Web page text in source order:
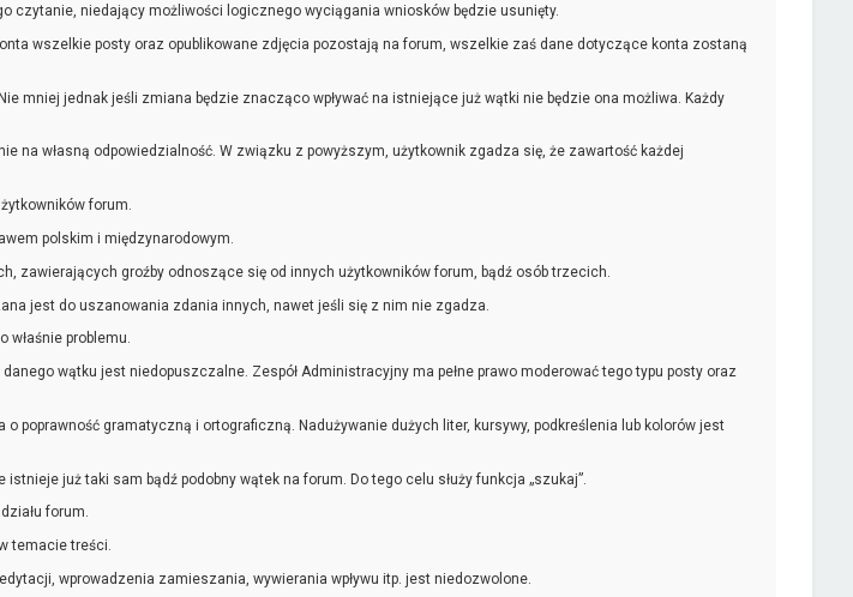
czytanie, niedający możliwości logicznego wyciągania wniosków będzie usunięty.
wszelkie posty oraz opublikowane zdjęcia pozostają na forum, wszelkie zaś dane dotyczące konta zostaną
mniej jednak jeśli zmiana będzie znacząco wpływać na istniejące już wątki nie będzie ona możliwa. Każdy
na własną odpowiedzialność. W związku z powyższym, użytkownik zgadza się, że zawartość każdej
forum.
polskim i międzynarodowym.
groźby odnoszące się od innych użytkowników forum, bądź osób trzecich.
jest do uszanowania zdania innych, nawet jeśli się z nim nie zgadza.
właśnie problemu.
wątku jest niedopuszczalne. Zespół Administracyjny ma pełne prawo moderować tego typu posty oraz
poprawność gramatyczną i ortograficzną. Nadużywanie dużych liter, kursywy, podkreślenia lub kolorów jest
już taki sam bądź podobny wątek na forum. Do tego celu służy funkcja „szukaj”.
forum.
temacie treści.
wprowadzenia zamieszania, wywierania wpływu itp. jest niedozwolone.